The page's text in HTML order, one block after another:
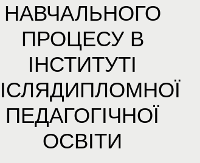
НАВЧАЛЬНОГО
ПРОЦЕСУ В
ІНСТИТУТІ
ПЕДАГОГІЧНОЇ
ОСВІТИ